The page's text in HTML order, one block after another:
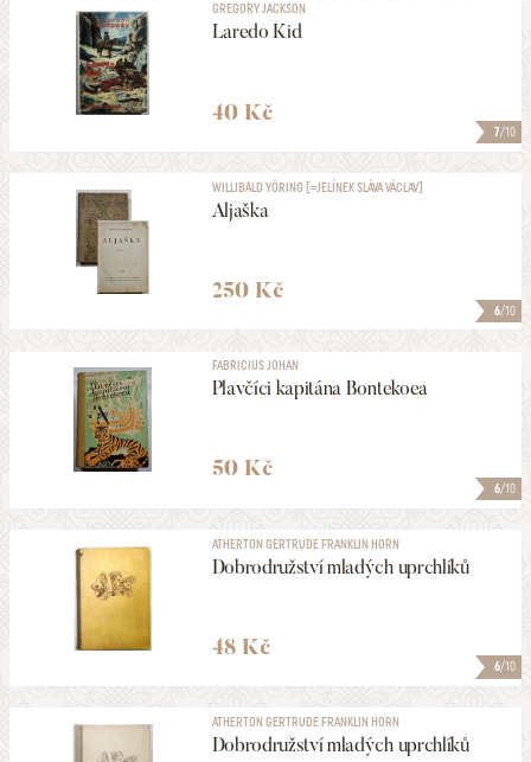
7/10
GREGORY JACKSON
Laredo Kid
40 Kč
6/10
WILLIBALD YÖRING [=JELÍNEK SLÁVA VÁCLAV]
Aljaška
250 Kč
6/10
FABRICIUS JOHAN
Plavčíci kapitána Bontekoea
50 Kč
6/10
ATHERTON GERTRUDE FRANKLIN HORN
Dobrodružství mladých uprchlíků
48 Kč
ATHERTON GERTRUDE FRANKLIN HORN
Dobrodružství mladých uprchlíků